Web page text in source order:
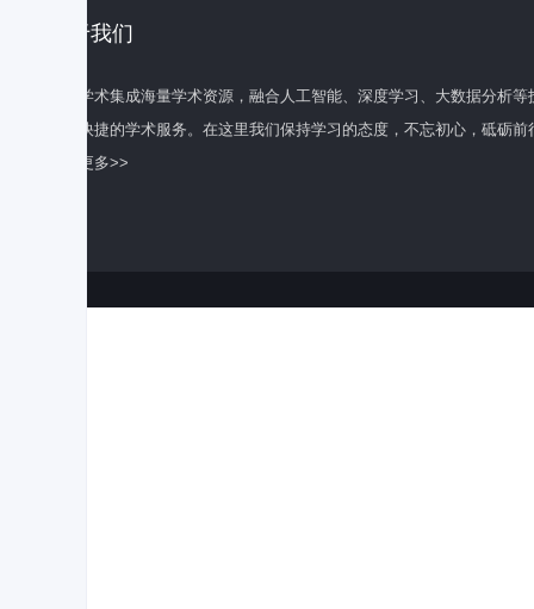
关于我们
百度学术集成海量学术资源，融合人工智能、深度学习、大数据分析
全面快捷的学术服务。在这里我们保持学习的态度，不忘初心，砥砺前
了解更多>>